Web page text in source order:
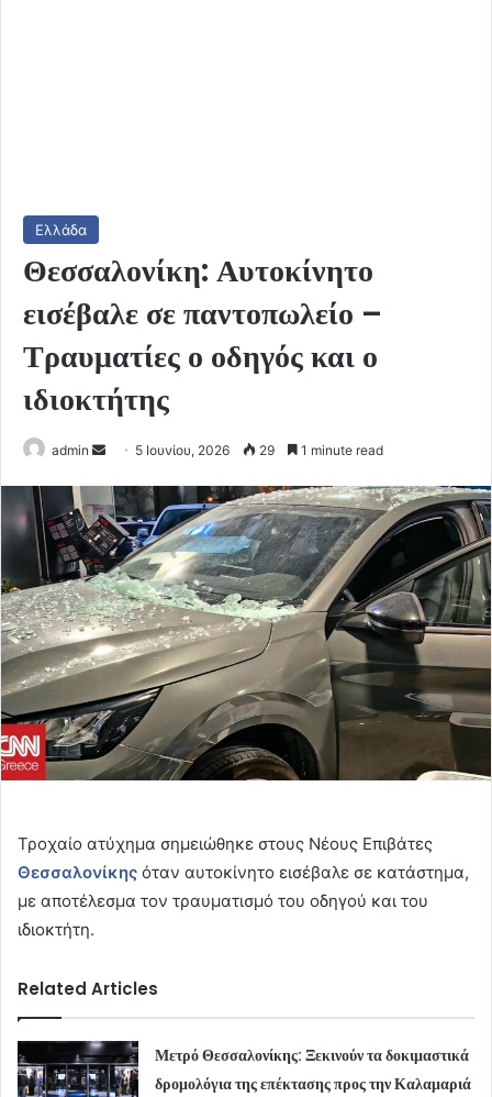
Ελλάδα
Θεσσαλονίκη: Αυτοκίνητο
εισέβαλε σε παντοπωλείο –
Τραυματίες ο οδηγός και ο
ιδιοκτήτης
admin
Send
email
5 Ιουνίου, 2026 29 1 minute read
Τροχαίο ατύχημα σημειώθηκε στους Νέους Επιβάτες
Θεσσαλονίκης όταν αυτοκίνητο εισέβαλε σε κατάστημα,
με αποτέλεσμα τον τραυματισμό του οδηγού και του
ιδιοκτήτη.
Related Articles
Μετρό Θεσσαλονίκης: Ξεκινούν τα δοκιμαστικά
δρομολόγια της επέκτασης προς την Καλαμαριά